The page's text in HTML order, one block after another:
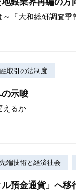
銀業界再編の方
『大和総研調査
取引の法制度
示唆
えるか
端技術と経済社会
預金通貨」へ移